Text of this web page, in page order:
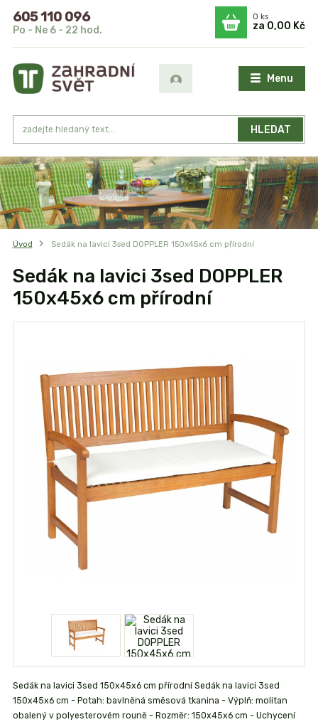
Menu
HLEDAT
605 110 096
Po - Ne 6 - 22 hod.
0ks
za 0,00 Kč
Úvod Sedák na lavici 3sed DOPPLER 150x45x6 cm přírodní
Sedák na lavici 3sed DOPPLER
150x45x6 cm přírodní
Sedák na lavici 3sed 150x45x6 cm přírodní Sedák na lavici 3sed
150x45x6 cm - Potah: bavlněná směsová tkanina - Výplň: molitan
obalený v polyesterovém rouně - Rozměr: 150x45x6 cm - Uchycení